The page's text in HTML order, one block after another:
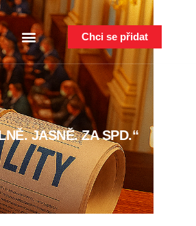
Chci se přidat
JASNĚ. ZA SPD.“